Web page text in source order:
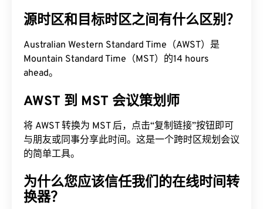
源时区和目标时区之间有什么区别？
Australian Western Standard Time（AWST）是
Mountain Standard Time（MST）的14 hours
ahead。
AWST 到 MST 会议策划师
将 AWST 转换为 MST 后，点击“复制链接”按钮即可
与朋友或同事分享此时间。这是一个跨时区规划会议
的简单工具。
为什么您应该信任我们的在线时间转
换器？